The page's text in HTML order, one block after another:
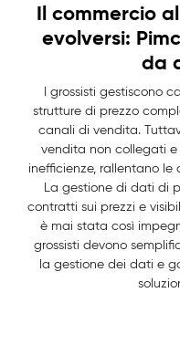
Il commercio
evolversi:
da
I grossisti gestiscono
strutture di prezzo
canali di vendita.
vendita non collegati
inefficienze, rallentano
La gestione di dati di
contratti sui prezzi e
è mai stata così
grossisti devono
la gestione dei dati e